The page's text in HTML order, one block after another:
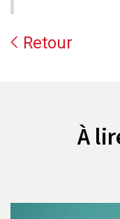
Retour
À